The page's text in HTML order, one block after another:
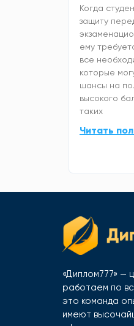
Когда
защиту
ему
все
которые
шансы на
высокого
таких
Читать
«Диплом777» —
работаем по
это команда
имеют